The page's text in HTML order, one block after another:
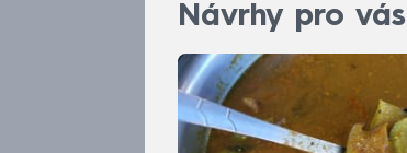
Návrhy pro vás